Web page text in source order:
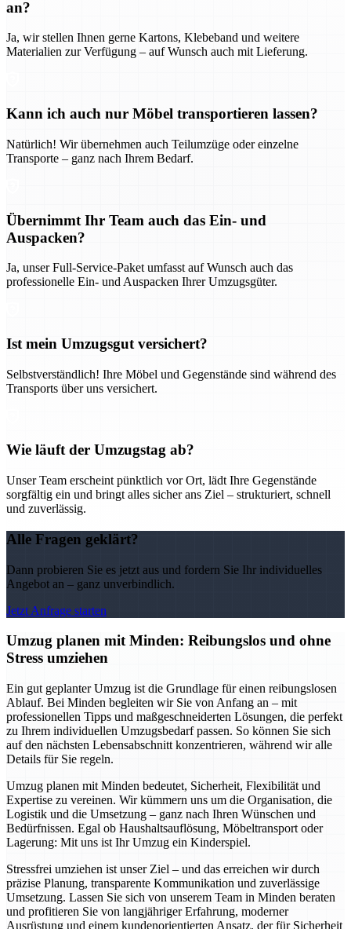
an?
Ja, wir stellen Ihnen gerne Kartons, Klebeband und weitere
Materialien zur Verfügung – auf Wunsch auch mit Lieferung.
Kann ich auch nur Möbel transportieren lassen?
Natürlich! Wir übernehmen auch Teilumzüge oder einzelne
Transporte – ganz nach Ihrem Bedarf.
Übernimmt Ihr Team auch das Ein- und
Auspacken?
Ja, unser Full-Service-Paket umfasst auf Wunsch auch das
professionelle Ein- und Auspacken Ihrer Umzugsgüter.
Ist mein Umzugsgut versichert?
Selbstverständlich! Ihre Möbel und Gegenstände sind während des
Transports über uns versichert.
Wie läuft der Umzugstag ab?
Unser Team erscheint pünktlich vor Ort, lädt Ihre Gegenstände
sorgfältig ein und bringt alles sicher ans Ziel – strukturiert, schnell
und zuverlässig.
Alle Fragen geklärt?
Dann probieren Sie es jetzt aus und fordern Sie Ihr individuelles
Angebot an – ganz unverbindlich.
Jetzt Anfrage starten
Umzug planen mit Minden: Reibungslos und ohne
Stress umziehen
Ein gut geplanter Umzug ist die Grundlage für einen reibungslosen
Ablauf. Bei Minden begleiten wir Sie von Anfang an – mit
professionellen Tipps und maßgeschneiderten Lösungen, die perfekt
zu Ihrem individuellen Umzugsbedarf passen. So können Sie sich
auf den nächsten Lebensabschnitt konzentrieren, während wir alle
Details für Sie regeln.
Umzug planen mit Minden bedeutet, Sicherheit, Flexibilität und
Expertise zu vereinen. Wir kümmern uns um die Organisation, die
Logistik und die Umsetzung – ganz nach Ihren Wünschen und
Bedürfnissen. Egal ob Haushaltsauflösung, Möbeltransport oder
Lagerung: Mit uns ist Ihr Umzug ein Kinderspiel.
Stressfrei umziehen ist unser Ziel – und das erreichen wir durch
präzise Planung, transparente Kommunikation und zuverlässige
Umsetzung. Lassen Sie sich von unserem Team in Minden beraten
und profitieren Sie von langjähriger Erfahrung, moderner
Ausrüstung und einem kundenorientierten Ansatz, der für Sicherheit